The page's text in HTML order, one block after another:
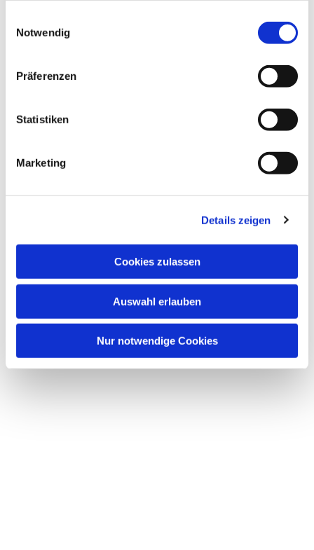
Notwendig
Präferenzen
Statistiken
Marketing
Details zeigen
Cookies zulassen
Auswahl erlauben
Nur notwendige Cookies